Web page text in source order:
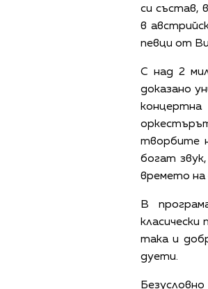
си състав,
в
певци от
С над 2
доказано
творбите
богат
времето на
В
така и
дуети.